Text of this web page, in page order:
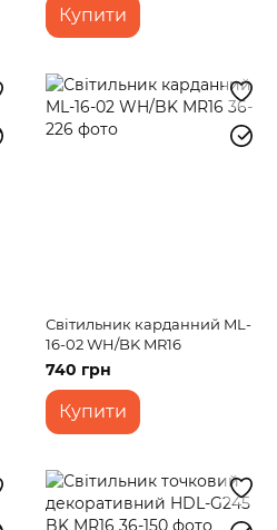
Купити
Світильник карданний ML-
16-02 WH/BK MR16
740 грн
Купити